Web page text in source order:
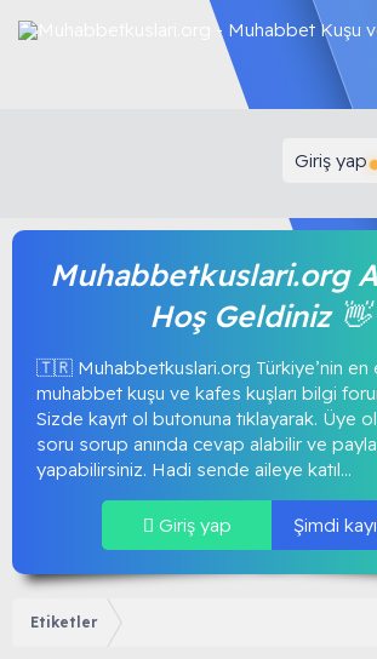
Giriş yap
Muhabbetkuslari.org
Hoş Geldiniz 👋
🇹🇷 Muhabbetkuslari.org Türkiye’nin en
muhabbet kuşu ve kafes kuşları bilgi
Sizde kayıt ol butonuna tıklayarak. Üye
soru sorup anında cevap alabilir ve
yapabilirsiniz. Hadi sende aileye katıl...
Giriş yap Şimdi
Etiketler